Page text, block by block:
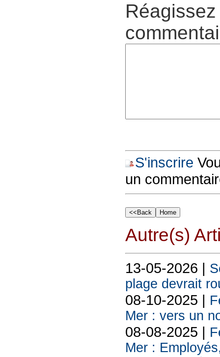
S'inscrire
un
Autre(s)
13-05-2026 |
plage devrait
08-10-2025 |
Mer : vers un
08-08-2025 |
Mer :